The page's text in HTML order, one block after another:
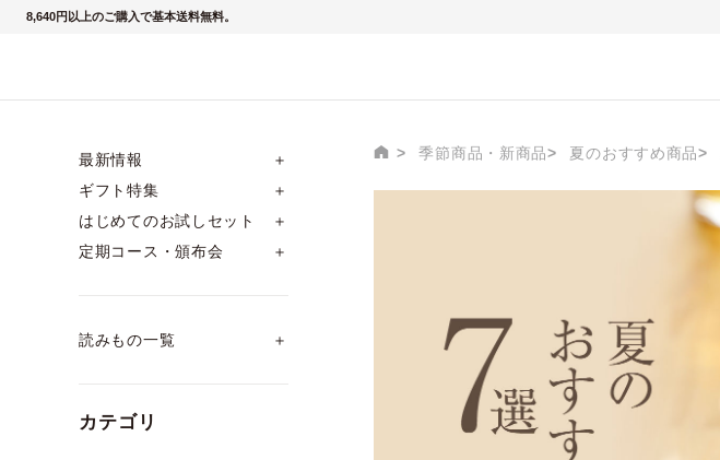
8,640円以上のご購入で基本送料無料。
最新情報
＋
ギフト特集
＋
はじめてのお試しセット
＋
定期コース・頒布会
＋
読みもの一覧 ＋
カテゴリ
季節商品・新商品 夏のおすすめ商品